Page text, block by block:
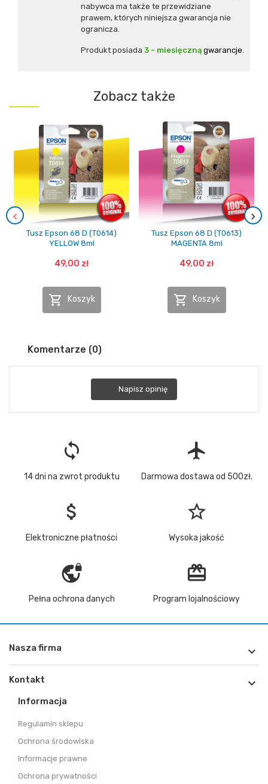
nabywca ma także te przewidziane
prawem, których niniejsza gwarancja nie
ogranicza.
Produkt posiada 3 - miesięczną gwarancje.
Zobacz także
Tusz Epson 68 D (T0614)
YELLOW 8ml
49,00 zł
 Koszyk
Tusz Epson 68 D (T0613)
MAGENTA 8ml
49,00 zł
 Koszyk
Komentarze (0)
Napisz opinię
loop
14 dni na zwrot produktu
flight
Darmowa dostawa od 500zł.
attach_money
Elektroniczne płatności
star_border
Wysoka jakość
vpn_lock
Pełna ochrona danych
redeem
Program lojalnościowy
Nasza firma 
Kontakt 
Informacja
Regulamin sklepu
Ochrona środowiska
Informacje prawne
Ochrona prywatności